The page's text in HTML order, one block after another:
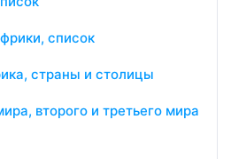
список
страны и столицы
второго и третьего мира